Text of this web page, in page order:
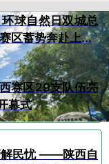
球自然日双城总
圆满收官 陕西赛区蓄势奔赴上...
赛区29支队伍亮
幕式
解民忧 ——陕西自